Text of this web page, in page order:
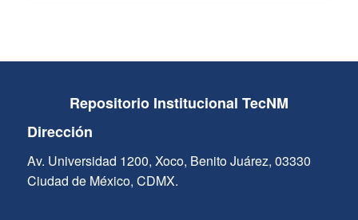
Repositorio Institucional TecNM
Dirección
Av. Universidad 1200, Xoco, Benito Juárez, 03330
Ciudad de México, CDMX.